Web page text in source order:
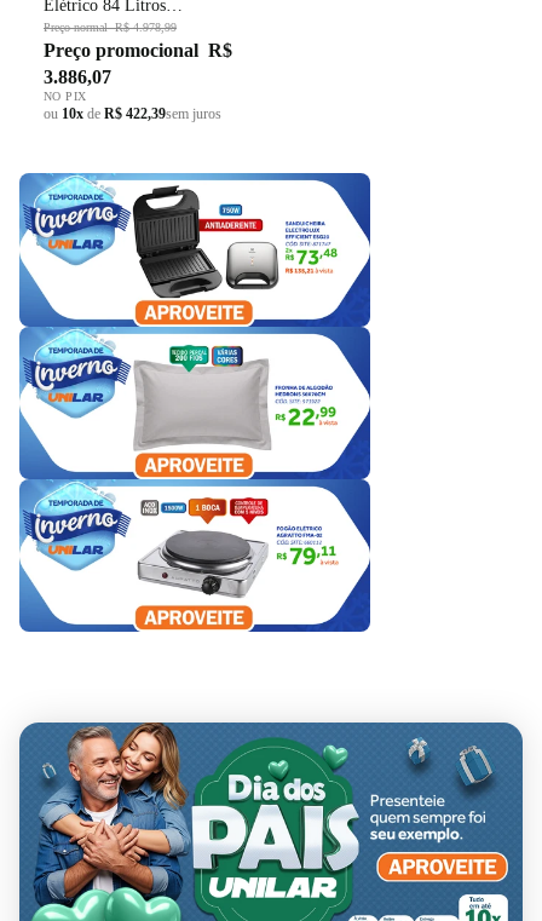
Elétrico 84 Litros
BOC84AE+Micro-ondas 32 Litros
BM146AE Preto 220V
Preço normalR$ 4.978,99
Preço promocional R$
3.886,07
NO PIX
ou 10x de R$ 422,39sem juros